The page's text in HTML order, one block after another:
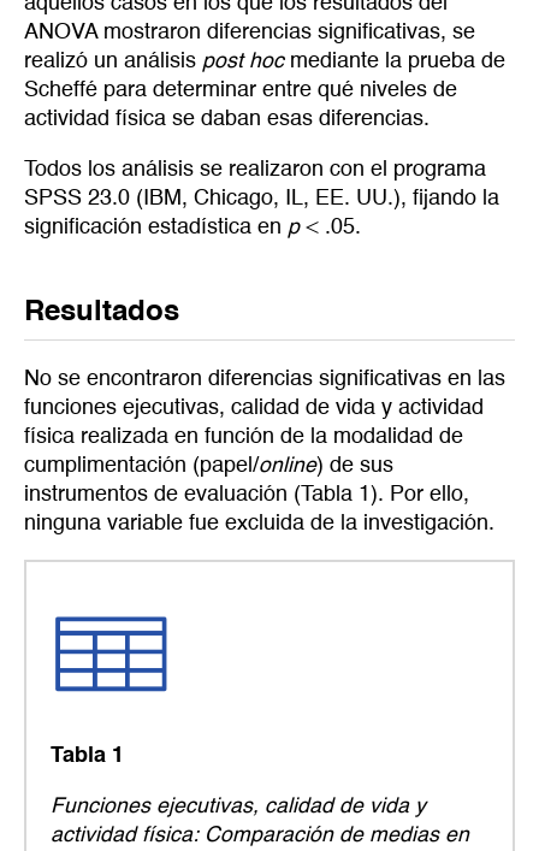
ANOVA mostraron diferencias significativas, se
realizó un análisis post hoc mediante la prueba de
Scheffé para determinar entre qué niveles de
actividad física se daban esas diferencias.
Todos los análisis se realizaron con el programa
SPSS 23.0 (IBM, Chicago, IL, EE. UU.), fijando la
significación estadística en p< .05.
Resultados
No se encontraron diferencias significativas en las
funciones ejecutivas, calidad de vida y actividad
física realizada en función de la modalidad de
cumplimentación (papel/online) de sus
instrumentos de evaluación (Tabla 1). Por ello,
ninguna variable fue excluida de la investigación.
Tabla 1
Funciones ejecutivas, calidad de vida y
actividad física: Comparación de medias en